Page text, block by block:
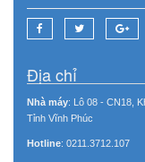
Địa chỉ
Nhà máy: Lô 08 - CN18,
Tỉnh Vĩnh Phúc
Hotline: 0211.3712.107